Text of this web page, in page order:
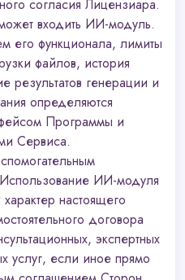
согласия Лицензиара.
входить ИИ-модуль.
его функционала, лимиты
файлов, история
результатов генерации и
определяются
Программы и
Сервиса.
ИИ-модуля
настоящего
договора
экспертных
услуг, если иное прямо